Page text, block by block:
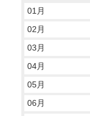
01月
02月
03月
04月
05月
06月